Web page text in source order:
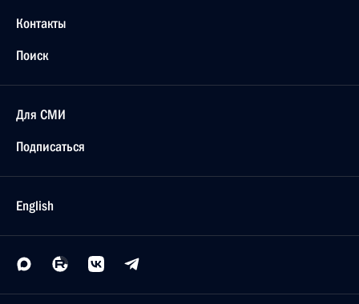
Контакты
Поиск
Для СМИ
Подписаться
English